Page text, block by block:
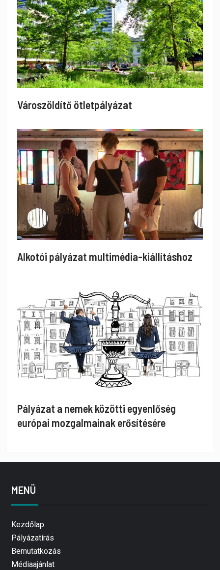
Városzöldítő ötletpályázat
Alkotói pályázat multimédia-kiállításhoz
Pályázat a nemek közötti egyenlőség
európai mozgalmainak erősítésére
MENÜ
Kezdőlap
Pályázatírás
Bemutatkozás
Médiaajánlat